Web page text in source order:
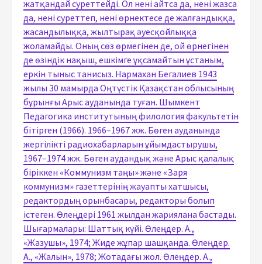
жатқандай суреттейді. Ол нені айтса да, нені жазса
да, нені суреттеп, нені өрнектесе де жалғандыққа,
жасандылыққа, жылтырақ әуесқойлыққа
жоламайды. Оның сөз өрмегінен де, ой өрнегінен
де өзіндік нақыш, ешкімге ұқсамайтын ұстаным,
еркін тыныс танисыз. Нармахан Бегалиев 1943
жылы 30 мамырда Оңтүстік Қазақстан облысының
бұрынғы Арыс ауданында туған. Шымкент
Педагогика институтының филология факультетін
бітірген (1966). 1966–1967 жж. Бөген ауданында
жергілікті радиохабарларын ұйымдастырушы,
1967–1974 жж. Бөген аудандық және Арыс қалалық
біріккен «Коммунизм таңы» және «Заря
коммунизм» газеттерінің жауапты хатшысы,
редактордың орынбасары, редакторы болып
істеген. Өлеңдері 1961 жылдан жариялана бастады.
Шығармалары: Шаттық күйі. Өлеңдер. А.,
«Жазушы», 1974; Жиде жұпар шашқанда. Өлеңдер.
А., «Жалын», 1978; Жотадағы жол. Өлеңдер. А.,